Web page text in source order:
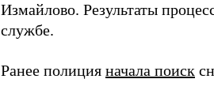
Измайлово. Результаты
службе.
Ранее полиция начала поиск